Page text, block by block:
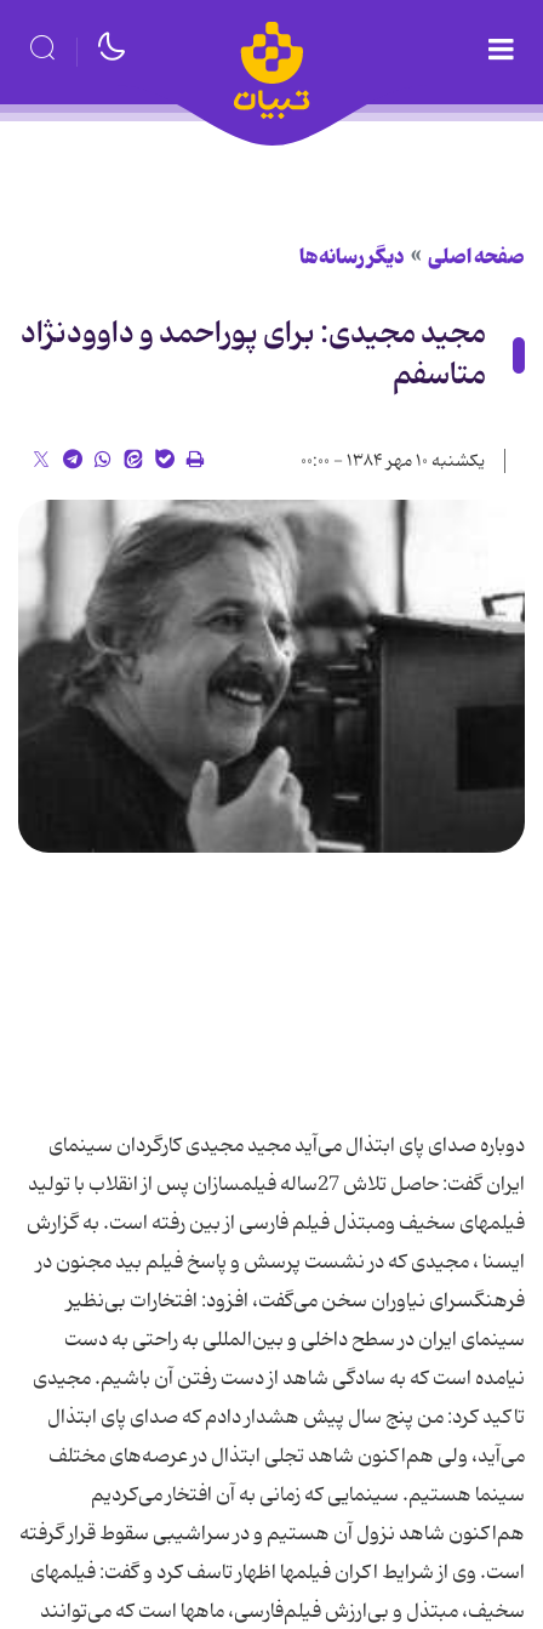
صفحه اصلی دیگر رسانه‌ها
مجید مجیدی: برای پوراحمد و داوودنژاد
متاسفم‌
یکشنبه ۱۰ مهر ۱۳۸۴ - ۰۰:۰۰
دوباره صدای پای ابتذال می‌آید مجید مجیدی كارگردان سینمای
ایران گفت: حاصل تلاش 27ساله فیلمسازان پس از انقلاب با تولید
فیلمهای سخیف ومبتذل فیلم فارسی از بین رفته است. به گزارش
ایسنا ، مجیدی كه در نشست پرسش و پاسخ فیلم بید مجنون در
فرهنگسرای نیاوران سخن می‌گفت، افزود: افتخارات بی‌نظیر
سینمای ایران در سطح داخلی و بین‌المللی به راحتی به دست
نیامده است كه به سادگی شاهد از دست رفتن آن باشیم. مجیدی
تاكید كرد: من پنج سال پیش هشدار دادم كه صدای پای ابتذال
می‌آید، ولی هم‌اكنون شاهد تجلی ابتذال در عرصه‌های مختلف
سینما هستیم. سینمایی كه زمانی به آن افتخار می‌كردیم
هم‌اكنون شاهد نزول آن هستیم و در سراشیبی سقوط قرار گرفته
است. وی از شرایط اكران فیلمها اظهار تاسف كرد و گفت: فیلمهای
سخیف، مبتذل و بی‌ارزش فیلم‌فارسی، ماهها است كه می‌توانند